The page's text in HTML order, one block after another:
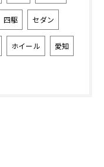
四駆 セダン
ホイール 愛知